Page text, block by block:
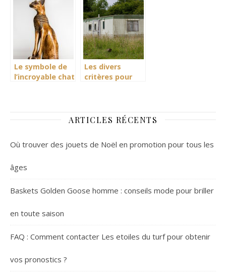
cas d’accident
dans un parking
automobile ?
Le symbole de
l’incroyable chat
Les divers
critères pour
ARTICLES RÉCENTS
Où trouver des jouets de Noël en promotion pour tous les
âges
Baskets Golden Goose homme : conseils mode pour briller
en toute saison
FAQ : Comment contacter Les etoiles du turf pour obtenir
vos pronostics ?